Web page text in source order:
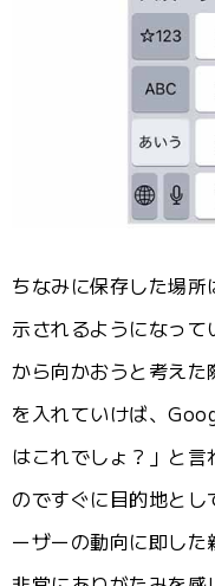
ちなみに保存した場
示されるようになっ
から向かおうと考え
を入れていけば、
はこれでしょ？」と
のですぐに目的地と
ーザーの動向に即し